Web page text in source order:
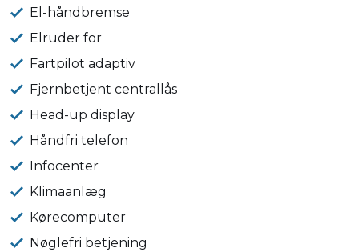
El-håndbremse
Elruder for
Fartpilot adaptiv
Fjernbetjent centrallås
Head-up display
Håndfri telefon
Infocenter
Klimaanlæg
Kørecomputer
Nøglefri betjening